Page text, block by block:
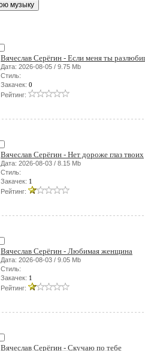
Вячеслав Серёгин - Если меня ты
Дата: 2026-08-05 / 9.75 Mb
Стиль:
Закачек: 0
Рейтинг:
Вячеслав Серёгин - Нет дороже глаз твоих
Дата: 2026-08-03 / 8.15 Mb
Стиль:
Закачек: 1
Рейтинг:
Вячеслав Серёгин - Любимая женщина
Дата: 2026-08-03 / 9.05 Mb
Стиль:
Закачек: 1
Рейтинг:
Вячеслав Серёгин - Скучаю по тебе